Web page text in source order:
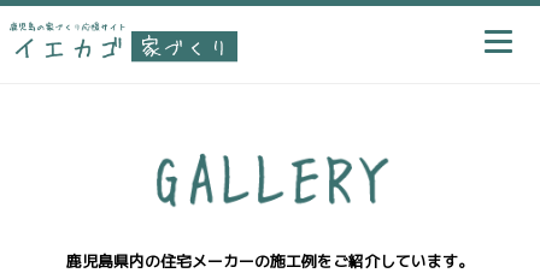
鹿児島県内の住宅メーカーの施工例をご紹介しています。